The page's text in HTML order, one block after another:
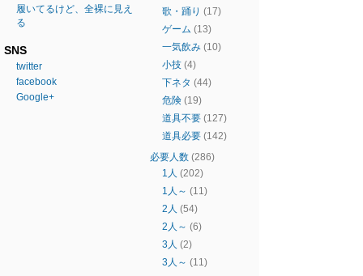
履いてるけど、全裸に見え
る
SNS
twitter
facebook
Google+
歌・踊り (17)
ゲーム (13)
一気飲み (10)
小技 (4)
下ネタ (44)
危険 (19)
道具不要 (127)
道具必要 (142)
必要人数 (286)
1人 (202)
1人～ (11)
2人 (54)
2人～ (6)
3人 (2)
3人～ (11)